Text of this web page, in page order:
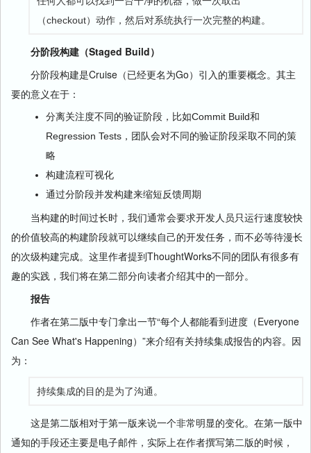
（checkout）动作，然后对系统执行一次完整的构建。
分阶段构建（Staged Build）
分阶段构建是Cruise（已经更名为Go）引入的重要概念。其主
要的意义在于：
分离关注度不同的验证阶段，比如Commit Build和
Regression Tests，团队会对不同的验证阶段采取不同的策
略
构建流程可视化
通过分阶段并发构建来缩短反馈周期
当构建的时间过长时，我们通常会要求开发人员只运行速度较快
的价值较高的构建阶段就可以继续自己的开发任务，而不必等待漫长
的次级构建完成。这里作者提到ThoughtWorks不同的团队有很多有
趣的实践，我们将在第二部分向读者介绍其中的一部分。
报告
作者在第二版中专门拿出一节“每个人都能看到进度（Everyone
Can See What's Happening）”来介绍有关持续集成报告的内容。因
为：
持续集成的目的是为了沟通。
这是第二版相对于第一版来说一个非常明显的变化。在第一版中
通知的手段还主要是电子邮件，实际上在作者撰写第二版的时候，